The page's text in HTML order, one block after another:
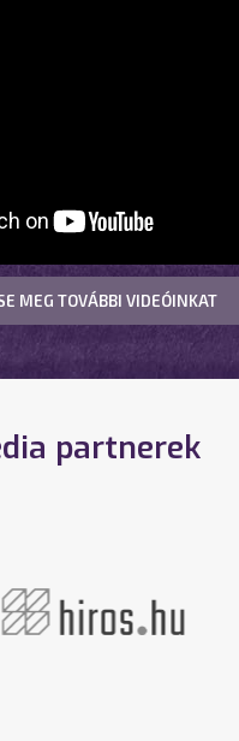
MEG TOVÁBBI VIDEÓINKAT
partnerek